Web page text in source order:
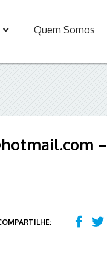
Quem Somos
–